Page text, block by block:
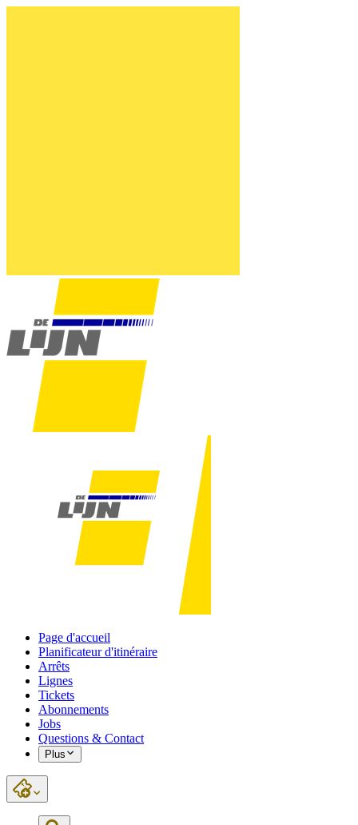
Page d'accueil
Planificateur d'itinéraire
Arrêts
Lignes
Tickets
Abonnements
Jobs
Questions & Contact
Plus